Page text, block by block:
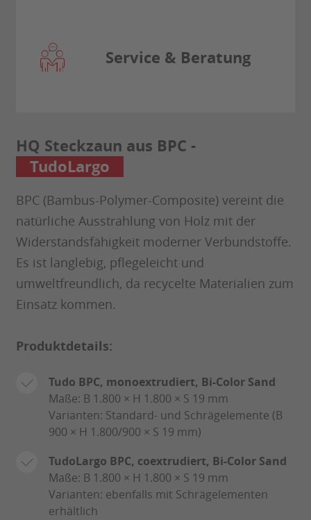
Service & Beratung
HQ Steckzaun aus BPC -
TudoLargo
BPC (Bambus-Polymer-Composite) vereint die
natürliche Ausstrahlung von Holz mit der
Widerstandsfähigkeit moderner Verbundstoffe.
Es ist langlebig, pflegeleicht und
umweltfreundlich, da recycelte Materialien zum
Einsatz kommen.
Produktdetails:
Tudo BPC, monoextrudiert, Bi-Color Sand
Maße: B 1.800 × H 1.800 × S 19 mm
Varianten: Standard- und Schrägelemente (B
900 × H 1.800/900 × S 19 mm)
TudoLargo BPC, coextrudiert, Bi-Color Sand
Maße: B 1.800 × H 1.800 × S 19 mm
Varianten: ebenfalls mit Schrägelementen
erhältlich